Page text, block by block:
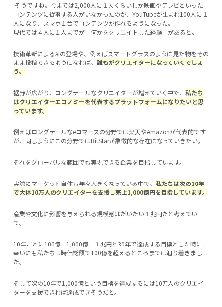
そうですね。今までは2,000人に１人くらいしか映画やテレビといった
コンテンツに従事する人がいなかったのが、YouTubeが生まれ100人に１
人になり、スマホ１台でコンテンツが作れるようになった。
現代では４人に１人までが「何かをクリエイトした経験」があると。
技術革新によるAIの登場や、例えばスマートグラスのように見た物をその
まま投稿できるようになれば、 誰もがクリエイターになっていくでしょ
う。
裾野が広がり、ロングテールなクリエイターが増えていく中で、 私たち
はクリエイターエコノミーを代表するプラットフォームになりたいと思
っています。
例えばロングテールなeコマースの分野では楽天やAmazonが代表的です
が、同じようにこの分野ではBitStarが象徴的な存在になっていきたい。
それをグローバルな範囲でも実現できる企業を目指しています。
実際にマーケット自体も年々大きくなっている中で、 私たちは次の10年
で大体10万人のクリエイターを支援し売上1,000億円を目指しています。
産業や文化に影響を与えられる規模感はだいたい１兆円だと考えてい
て。
10年ごとに100億、1,000億、１兆円と30年で達成する目標とした時に、
幸いにも私たちは時価総額で100億を超えるところまでは辿り着きまし
た。
そして次の10年で1,000億という目標を達成するには10万人のクリエイ
ターを支援できれば達成できそうだと。